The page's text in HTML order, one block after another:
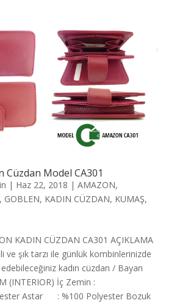
Cüzdan Model CA301
| Haz 22, 2018 | AMAZON,
, GOBLEN, KADIN CÜZDAN, KUMAŞ,
KADIN CÜZDAN CA301 AÇIKLAMA
ve şık tarzı ile günlük kombinlerinizde
kadın cüzdan / Bayan
(INTERIOR) İç Zemin :
Astar : %100 Polyester Bozuk